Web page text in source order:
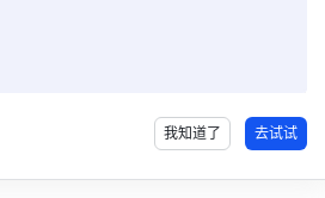
我知道了 去试试